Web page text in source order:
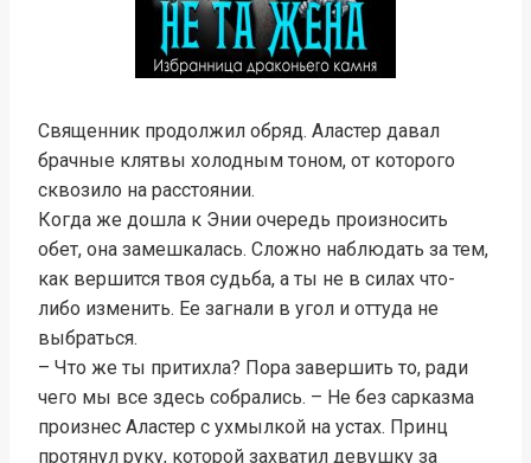
Священник продолжил обряд. Аластер давал
брачные клятвы холодным тоном, от которого
сквозило на расстоянии.
Когда же дошла к Энии очередь произносить
обет, она замешкалась. Сложно наблюдать за тем,
как вершится твоя судьба, а ты не в силах что-
либо изменить. Ее загнали в угол и оттуда не
выбраться.
– Что же ты притихла? Пора завершить то, ради
чего мы все здесь собрались. – Не без сарказма
произнес Аластер с ухмылкой на устах. Принц
протянул руку, которой захватил девушку за